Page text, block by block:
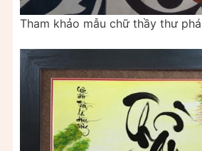
Tham khảo mẫu chữ thầy thư